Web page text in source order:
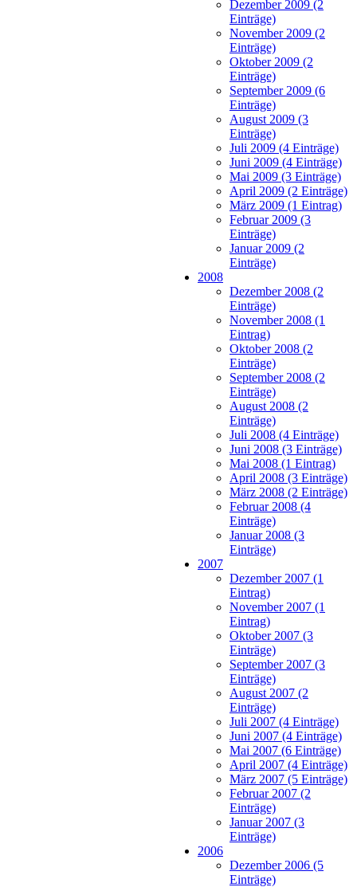
Dezember 2009 (2
Einträge)
November 2009 (2
Einträge)
Oktober 2009 (2
Einträge)
September 2009 (6
Einträge)
August 2009 (3
Einträge)
Juli 2009 (4 Einträge)
Juni 2009 (4 Einträge)
Mai 2009 (3 Einträge)
April 2009 (2 Einträge)
März 2009 (1 Eintrag)
Februar 2009 (3
Einträge)
Januar 2009 (2
Einträge)
2008
Dezember 2008 (2
Einträge)
November 2008 (1
Eintrag)
Oktober 2008 (2
Einträge)
September 2008 (2
Einträge)
August 2008 (2
Einträge)
Juli 2008 (4 Einträge)
Juni 2008 (3 Einträge)
Mai 2008 (1 Eintrag)
April 2008 (3 Einträge)
März 2008 (2 Einträge)
Februar 2008 (4
Einträge)
Januar 2008 (3
Einträge)
2007
Dezember 2007 (1
Eintrag)
November 2007 (1
Eintrag)
Oktober 2007 (3
Einträge)
September 2007 (3
Einträge)
August 2007 (2
Einträge)
Juli 2007 (4 Einträge)
Juni 2007 (4 Einträge)
Mai 2007 (6 Einträge)
April 2007 (4 Einträge)
März 2007 (5 Einträge)
Februar 2007 (2
Einträge)
Januar 2007 (3
Einträge)
2006
Dezember 2006 (5
Einträge)